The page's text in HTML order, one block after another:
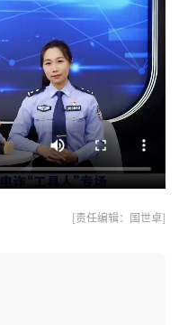
[责任编辑：国世卓]